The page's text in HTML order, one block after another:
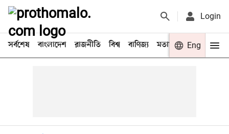
Login
সর্বশেষ বাংলাদেশ রাজনীতি বিশ্ব বাণিজ্য মতামত খেলা
Eng